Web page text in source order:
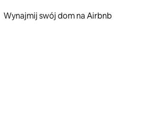
Wynajmij swój dom na Airbnb